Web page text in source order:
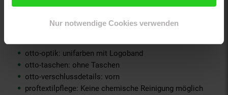
Nur notwendige Cookies verwenden
otto-anlaesse: Basic, Casualmode, Streetwear
otto-applikationen: Logo
otto-kragendetails: farblich passend gefüttert
otto-material: Baumwolle
otto-optik: unifarben mit Logoband
otto-taschen: ohne Taschen
otto-verschlussdetails: vorn
proftextilpflege: Keine chemische Reinigung möglich